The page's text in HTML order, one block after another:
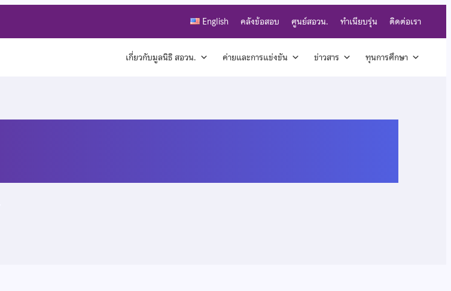
English คลังข้อสอบ ศูนย์สอวน. ทำเนียบรุ่น ติดต่อเรา
เกี่ยวกับมูลนิธิ สอวน. ค่ายและการแข่งขัน ข่าวสาร ทุนการศึกษา